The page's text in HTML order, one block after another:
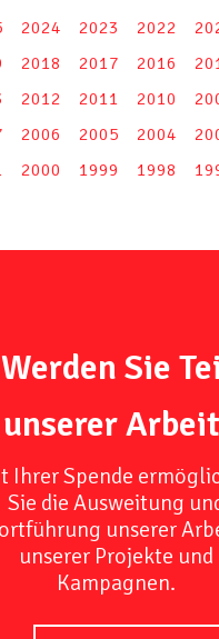
2024 2023 2022
2018 2017 2016
2012 2011 2010
2006 2005 2004
2000 1999 1998
Werden Sie
unserer
Ihrer Spende
Sie die Ausweitung
unserer
unserer Projekte und
Kampagnen.